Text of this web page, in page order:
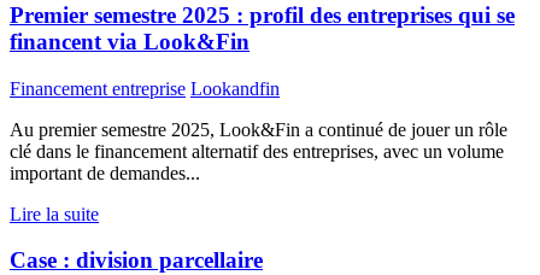
Premier semestre 2025 : profil des entreprises qui se
financent via Look&Fin
Financement entreprise Lookandfin
Au premier semestre 2025, Look&Fin a continué de jouer un rôle
clé dans le financement alternatif des entreprises, avec un volume
important de demandes...
Lire la suite
Case : division parcellaire